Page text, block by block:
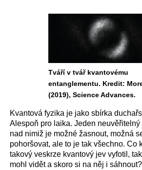
Tváří v tvář kvantovému
entanglementu. Kredit:
(2019), Science Advances.
Kvantová fyzika je jako sbírka
Alespoň pro laika. Jeden
nad nimiž je možné žasnout, možná
pohoršovat, ale to je tak všechno. Co
takový veskrze kvantový jev vyfotil,
mohl vidět a skoro si na něj i